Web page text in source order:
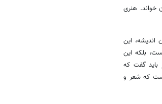
خواند. هنری
این
بلکه این
باید گفت که
که شعر و